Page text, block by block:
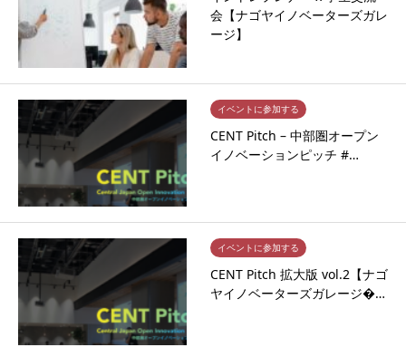
会【ナゴヤイノベーターズガレ
ージ】
イベントに参加する
CENT Pitch – 中部圏オープン
イノベーションピッチ #…
イベントに参加する
CENT Pitch 拡大版 vol.2【ナゴ
ヤイノベーターズガレージ�…